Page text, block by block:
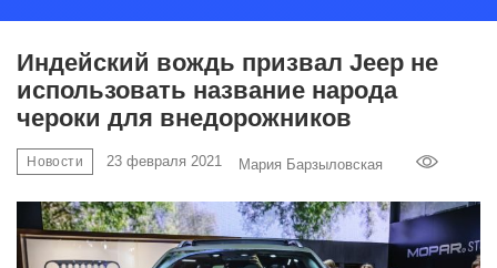
Индейский вождь призвал Jeep не
использовать название народа
чероки для внедорожников
Новости 23 февраля 2021 Мария Барзыловская